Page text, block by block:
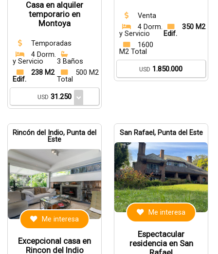
Casa en alquiler
temporario en
Montoya
Temporadas
4 Dorm.
y Servicio
3 Baños
238 M2
Edif.
500 M2
Total
USD 31.250
Venta
4 Dorm.
y Servicio
350 M2
Edif.
1600
M2 Total
USD 1.850.000
Rincón del Indio, Punta del
Este
Me interesa
Excepcional casa en
Rincon del Indio
San Rafael, Punta del Este
Me interesa
Espectacular
residencia en San